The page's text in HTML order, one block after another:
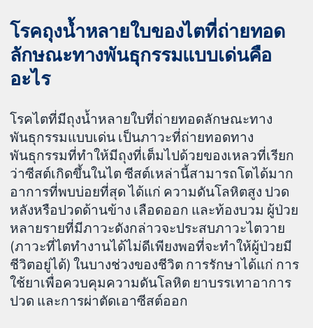
โรคถุงน้ำหลายใบของไตที่ถ่ายทอด
ลักษณะทางพันธุกรรมแบบเด่นคือ
อะไร
โรคไตที่มีถุงน้ำหลายใบที่ถ่ายทอดลักษณะทาง
พันธุกรรมแบบเด่น เป็นภาวะที่ถ่ายทอดทาง
พันธุกรรมที่ทำให้มีถุงที่เต็มไปด้วยของเหลวที่เรียก
ว่าซีสต์เกิดขึ้นในไต ซีสต์เหล่านี้สามารถโตได้มาก
อาการที่พบบ่อยที่สุด ได้แก่ ความดันโลหิตสูง ปวด
หลังหรือปวดด้านข้าง เลือดออก และท้องบวม ผู้ป่วย
หลายรายที่มีภาวะดังกล่าวจะประสบภาวะไตวาย
(ภาวะที่ไตทำงานได้ไม่ดีเพียงพอที่จะทำให้ผู้ป่วยมี
ชีวิตอยู่ได้) ในบางช่วงของชีวิต การรักษาได้แก่ การ
ใช้ยาเพื่อควบคุมความดันโลหิต ยาบรรเทาอาการ
ปวด และการผ่าตัดเอาซีสต์ออก